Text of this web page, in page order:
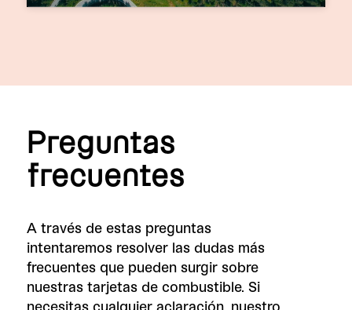
Preguntas
frecuentes
A través de estas preguntas
intentaremos resolver las dudas más
frecuentes que pueden surgir sobre
nuestras tarjetas de combustible. Si
necesitas cualquier aclaración, nuestro